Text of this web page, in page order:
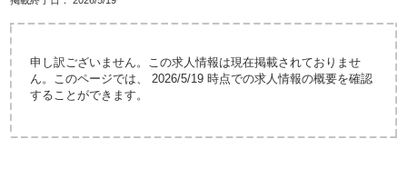
申し訳ございません。この求人情報は現在掲載されておりませ
ん。このページでは、 2026/5/19 時点での求人情報の概要を確認
することができます。